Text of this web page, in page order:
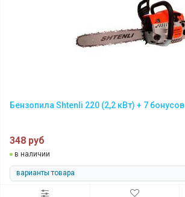
Бензопила Shtenli 220 (2,2 кВт) + 7 бонусов
348 руб
в наличии
варианты товара